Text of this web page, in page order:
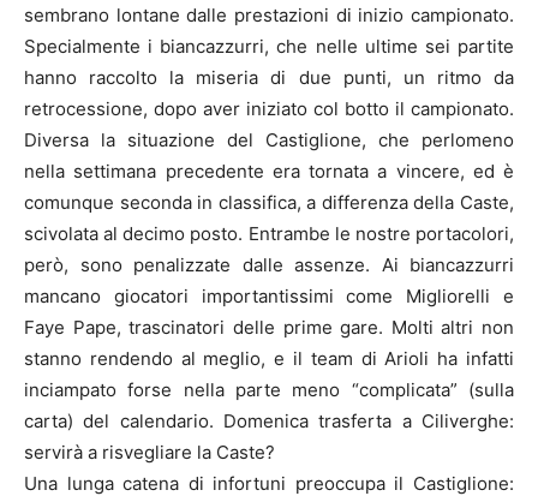
sembrano lontane dalle prestazioni di inizio campionato.
Specialmente i biancazzurri, che nelle ultime sei partite
hanno raccolto la miseria di due punti, un ritmo da
retrocessione, dopo aver iniziato col botto il campionato.
Diversa la situazione del Castiglione, che perlomeno
nella settimana precedente era tornata a vincere, ed è
comunque seconda in classifica, a differenza della Caste,
scivolata al decimo posto. Entrambe le nostre portacolori,
però, sono penalizzate dalle assenze. Ai biancazzurri
mancano giocatori importantissimi come Migliorelli e
Faye Pape, trascinatori delle prime gare. Molti altri non
stanno rendendo al meglio, e il team di Arioli ha infatti
inciampato forse nella parte meno “complicata” (sulla
carta) del calendario. Domenica trasferta a Ciliverghe:
servirà a risvegliare la Caste?
Una lunga catena di infortuni preoccupa il Castiglione: